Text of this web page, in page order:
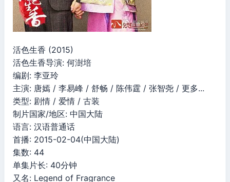
活色生香 (2015)
活色生香导演: 何澍培
编剧: 李亚玲
主演: 唐嫣 / 李易峰 / 舒畅 / 陈伟霆 / 张智尧 / 更多...
类型: 剧情 / 爱情 / 古装
制片国家/地区: 中国大陆
语言: 汉语普通话
首播: 2015-02-04(中国大陆)
集数: 44
单集片长: 40分钟
又名: Legend of Fragrance